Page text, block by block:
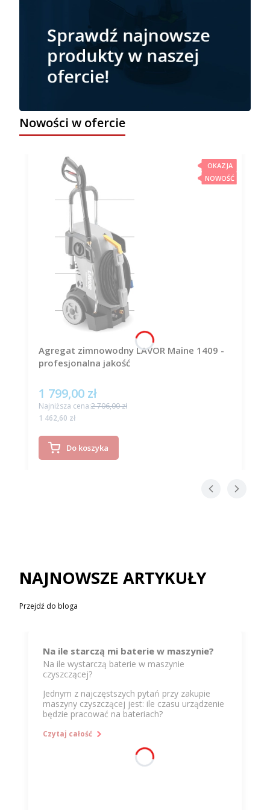
Nowości w ofercie
OKAZJA
NOWOŚĆ
Agregat zimnowodny LAVOR Maine 1409 -
profesjonalna jakość
Cena promocyjna
1 799,00 zł
Najniższa cena:2 706,00 zł
Cena
1 462,60 zł
Do koszyka
NAJNOWSZE ARTYKUŁY
Przejdź do bloga
Na ile starczą mi baterie w maszynie?
Na ile wystarczą baterie w maszynie
czyszczącej?
Jednym z najczęstszych pytań przy zakupie
maszyny czyszczącej jest: ile czasu urządzenie
będzie pracować na bateriach?
Odpowiedź zależy przede wszystkim od mocy
Czytaj całość